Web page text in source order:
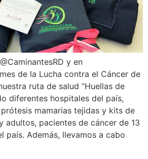
y en
de la Lucha contra el Cáncer de
ruta de salud “Huellas de
diferentes hospitales del país,
mamarias tejidas y kits de
adultos, pacientes de cáncer de 13
país. Además, llevamos a cabo